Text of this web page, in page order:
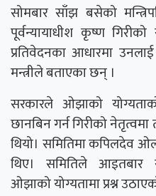
सोमबार साँझ बसेको
पूर्वन्यायाधीश कृष्ण
प्रतिवेदनका आधारमा
मन्त्रीले बताएका छन् ।
सरकारले ओझाको
छानबिन गर्न गिरीको
थियो। समितिमा कपिलदेव
थिए। समितिले आइतबार
ओझाको योग्यतामा प्रश्न